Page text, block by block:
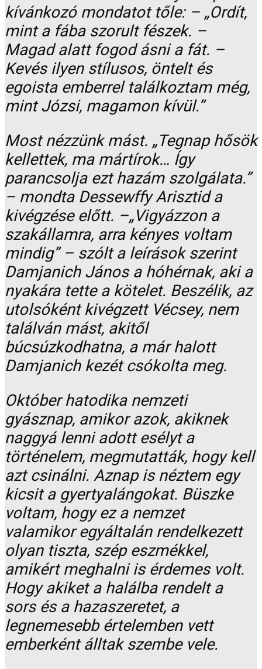
kívánkozó mondatot tőle: – „Ordít,
mint a fába szorult fészek. –
Magad alatt fogod ásni a fát. –
Kevés ilyen stílusos, öntelt és
egoista emberrel találkoztam még,
mint Józsi, magamon kívül.”
Most nézzünk mást. „Tegnap hősök
kellettek, ma mártírok… Így
parancsolja ezt hazám szolgálata.”
– mondta Dessewffy Arisztid a
kivégzése előtt. –„Vigyázzon a
szakállamra, arra kényes voltam
mindig” – szólt a leírások szerint
Damjanich János a hóhérnak, aki a
nyakára tette a kötelet. Beszélik, az
utolsóként kivégzett Vécsey, nem
találván mást, akitől
búcsúzkodhatna, a már halott
Damjanich kezét csókolta meg.
Október hatodika nemzeti
gyásznap, amikor azok, akiknek
naggyá lenni adott esélyt a
történelem, megmutatták, hogy kell
azt csinálni. Aznap is néztem egy
kicsit a gyertyalángokat. Büszke
voltam, hogy ez a nemzet
valamikor egyáltalán rendelkezett
olyan tiszta, szép eszmékkel,
amikért meghalni is érdemes volt.
Hogy akiket a halálba rendelt a
sors és a hazaszeretet, a
legnemesebb értelemben vett
emberként álltak szembe vele.